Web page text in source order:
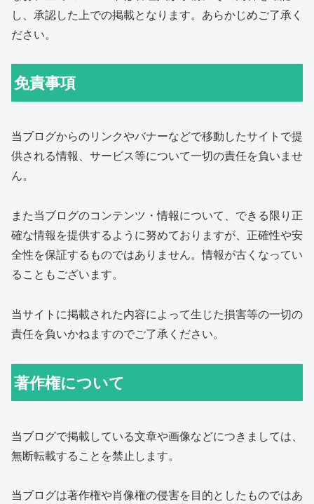
し、承認した上での掲載となります。あらかじめご了承く
ださい。
免責事項
当ブログからのリンクやバナーなどで移動したサイトで提
供される情報、サービス等について一切の責任を負いませ
ん。
また当ブログのコンテンツ・情報について、できる限り正
確な情報を提供するように努めておりますが、正確性や安
全性を保証するものではありません。情報が古くなってい
ることもございます。
当サイトに掲載された内容によって生じた損害等の一切の
責任を負いかねますのでご了承ください。
著作権について
当ブログで掲載している文章や画像などにつきましては、
無断転載することを禁止します。
当ブログは著作権や肖像権の侵害を目的としたものではあ